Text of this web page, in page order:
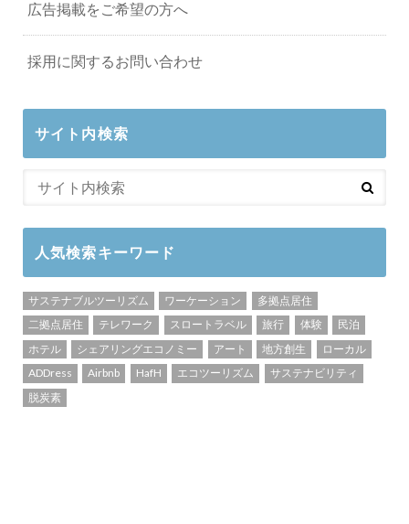
広告掲載をご希望の方へ
採用に関するお問い合わせ
サイト内検索
人気検索キーワード
サステナブルツーリズム ワーケーション
多拠点居住
二拠点居住
テレワーク スロートラベル 旅行 体験
民泊
ホテル
シェアリングエコノミー アート 地方創生
ローカル
ADDress
Airbnb HafH エコツーリズム
サステナビリティ
脱炭素